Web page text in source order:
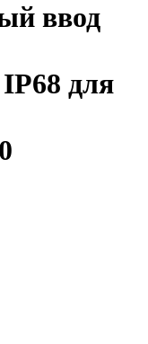
ввод
для